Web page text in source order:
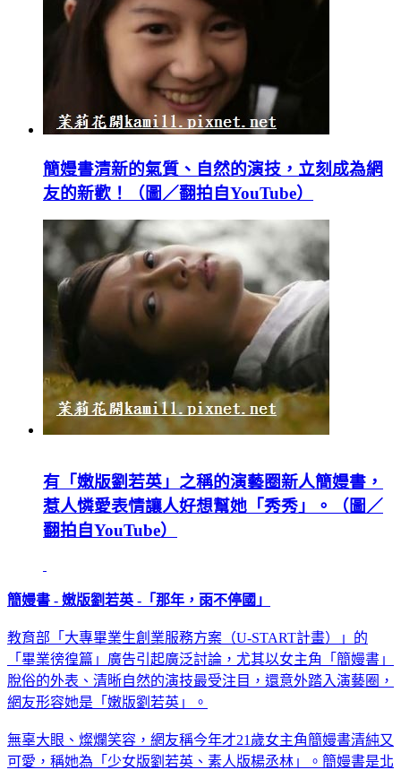
簡嫚書清新的氣質、自然的演技，立刻成為網
友的新歡！（圖／翻拍自YouTube）
有「嫩版劉若英」之稱的演藝圈新人簡嫚書，
惹人憐愛表情讓人好想幫她「秀秀」。（圖／
翻拍自YouTube）
簡嫚書 - 嫩版劉若英 -「那年，雨不停國」
教育部「大專畢業生創業服務方案（U-START計畫）」的
「畢業徬徨篇」廣告引起廣泛討論，尤其以女主角「簡嫚書」
脫俗的外表、清晰自然的演技最受注目，還意外踏入演藝圈，
網友形容她是「嫩版劉若英」。
無辜大眼、燦爛笑容，網友稱今年才21歲女主角簡嫚書清純又
可愛，稱她為「少女版劉若英、素人版楊丞林」。簡嫚書是北